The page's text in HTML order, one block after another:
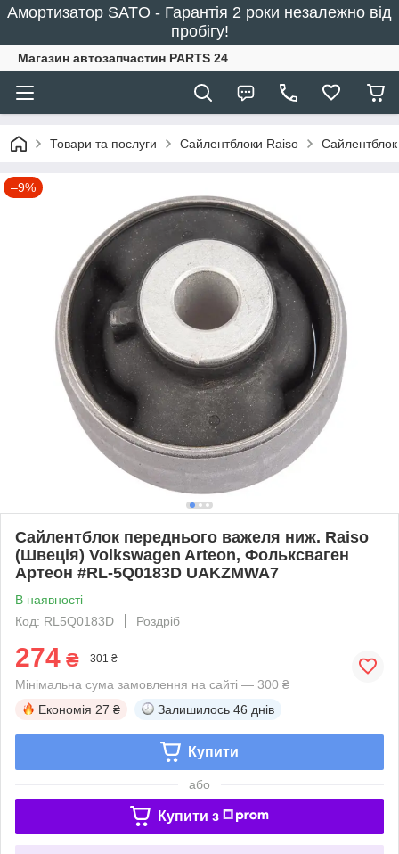
Амортизатор SATO - Гарантія 2 роки незалежно від
пробігу!
Магазин автозапчастин PARTS 24
Товари та послуги Сайлентблоки Raiso
–9%
Сайлентблок переднього важеля ниж. Raiso
(Швеція) Volkswagen Arteon, Фольксваген
Артеон #RL-5Q0183D UAKZMWA7
В наявності
Код: RL5Q0183D
Роздріб
274 ₴ 301 ₴
Мінімальна сума замовлення на сайті — 300 ₴
Економія 27 ₴ Залишилось 46 днів
Купити
або
Купити з